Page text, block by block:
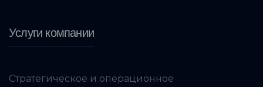
Услуги компании
Стратегическое и операционное